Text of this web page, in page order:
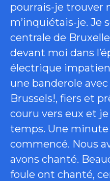
pourrais-je trouver
m’inquiétais-je. Je
centrale de
devant moi dans
électrique
une banderole
Brussels!, fiers et
couru vers eux et
temps. Une minute
commencé. Nous
avons chanté.
foule ont chanté,